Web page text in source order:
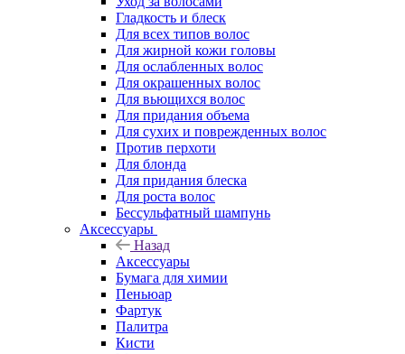
Гладкость и блеск
Для всех типов волос
Для жирной кожи головы
Для ослабленных волос
Для окрашенных волос
Для вьющихся волос
Для придания объема
Для сухих и поврежденных волос
Против перхоти
Для блонда
Для придания блеска
Для роста волос
Бессульфатный шампунь
Аксессуары
Назад
Аксессуары
Бумага для химии
Пеньюар
Фартук
Палитра
Кисти